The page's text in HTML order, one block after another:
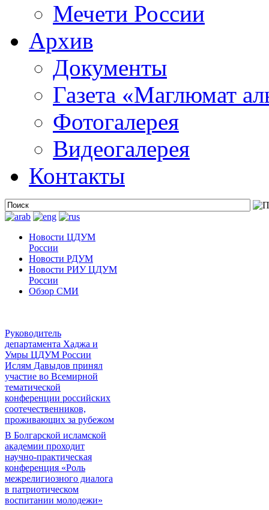
Мечети России
Архив
Документы
Газета «Маглюмат
Фотогалерея
Видеогалерея
Контакты
Новости ЦДУМ
России
Новости РДУМ
Новости РИУ ЦДУМ
России
Обзор СМИ
Руководитель
департамента Хаджа и
Умры ЦДУМ России
Ислям Давыдов принял
участие во Всемирной
тематической
конференции российских
соотечественников,
проживающих за рубежом
В Болгарской исламской
академии проходит
научно-практическая
конференция «Роль
межрелигиозного диалога
в патриотическом
воспитании молодежи»